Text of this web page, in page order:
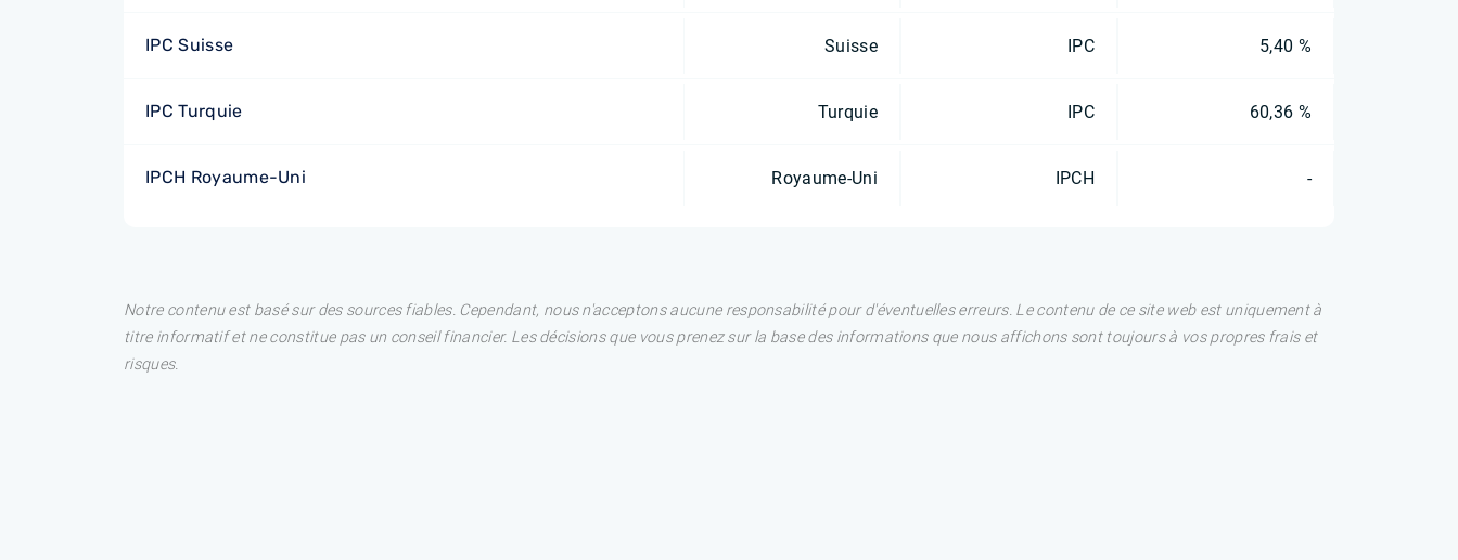
IPC Suisse Suisse IPC 5,40 %
IPC Turquie Turquie IPC 60,36 %
IPCH Royaume-Uni Royaume-Uni IPCH -
Notre contenu est basé sur des sources fiables. Cependant, nous n'acceptons aucune responsabilité pour d'éventuelles erreurs. Le contenu de ce site web est uniquement à
titre informatif et ne constitue pas un conseil financier. Les décisions que vous prenez sur la base des informations que nous affichons sont toujours à vos propres frais et
risques.